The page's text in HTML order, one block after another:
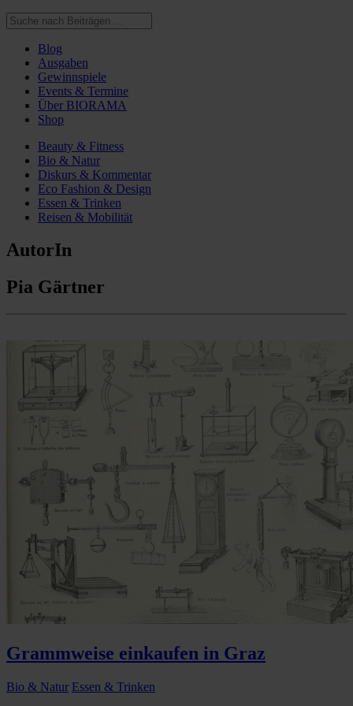
Blog
Ausgaben
Gewinnspiele
Events & Termine
Über BIORAMA
Shop
Beauty & Fitness
Bio & Natur
Diskurs & Kommentar
Eco Fashion & Design
Essen & Trinken
Reisen & Mobilität
AutorIn
Pia Gärtner
Grammweise einkaufen in Graz
Bio & Natur Essen & Trinken